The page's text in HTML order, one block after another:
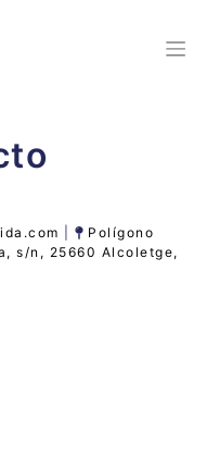
|
Polígono
s/n, 25660 Alcoletge,